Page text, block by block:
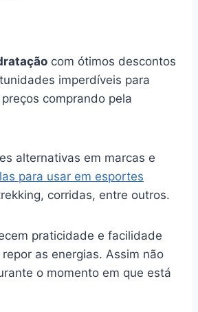
com ótimos descontos
imperdíveis para
comprando pela
alternativas em marcas e
para usar em esportes
corridas, entre outros.
praticidade e facilidade
as energias. Assim não
o momento em que está